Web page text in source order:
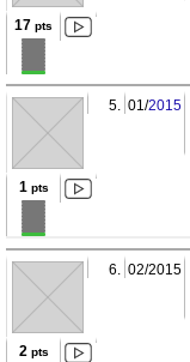
17 pts
5. 01/2015
1 pts
6. 02/2015
2 pts